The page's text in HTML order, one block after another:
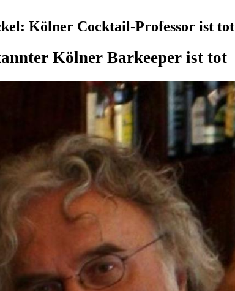
Kölner Cocktail-Professor ist tot
Kölner Barkeeper ist tot